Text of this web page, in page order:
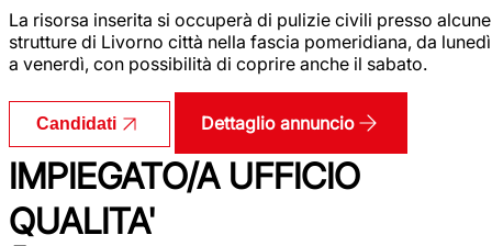
La risorsa inserita si occuperà di pulizie civili presso alcune
strutture di Livorno città nella fascia pomeridiana, da lunedì
a venerdì, con possibilità di coprire anche il sabato.
Candidati Dettaglio annuncio
IMPIEGATO/A UFFICIO
QUALITA'